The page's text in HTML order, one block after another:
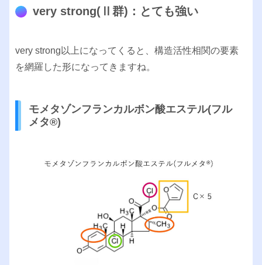
very strong(Ⅱ群)：とても強い
very strong以上になってくると、構造活性相関の要素
を網羅した形になってきますね。
モメタゾンフランカルボン酸エステル(フル
メタ®︎)